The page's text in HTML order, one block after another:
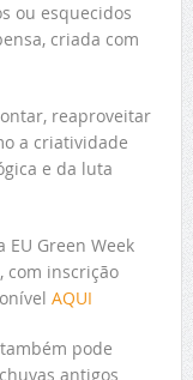
ou esquecidos
criada com
reaproveitar
a criatividade
e da luta
Green Week
com inscrição
AQUI
pode
antigos